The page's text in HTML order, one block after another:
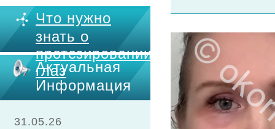
Что нужно
знать о
протезировании
глаз
Актуальная
Информация
31.05.26